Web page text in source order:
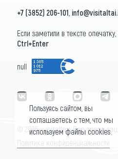
+7 (3852) 206-101
Если заметили в тексте
Ctrl+Enter
null
© 2026 «visitaltai» Все права
Политика конфиденциальности
Пользуясь сайтом, вы
соглашаетесь с тем, что мы
используем файлы cookies.